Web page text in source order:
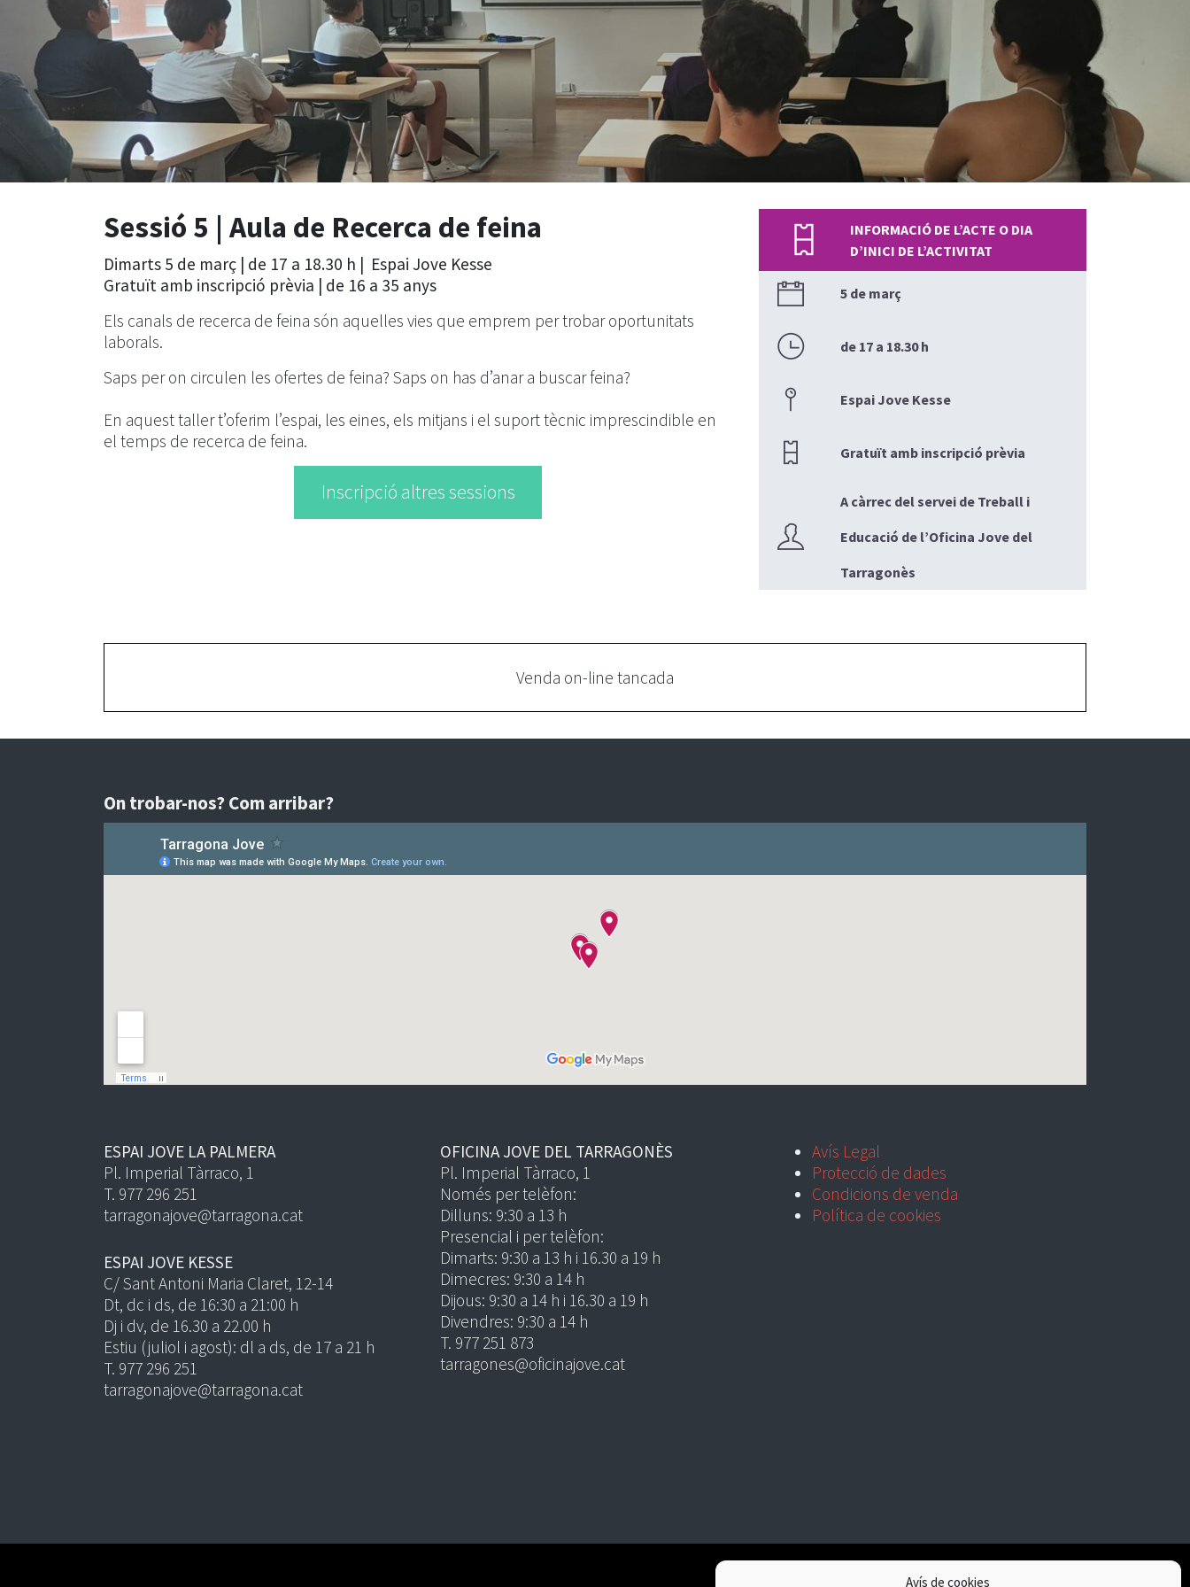
Avís de cookies
Sessió 5 | Aula de Recerca de feina
Dimarts 5 de març | de 17 a 18.30 h | Espai Jove Kesse
Gratuït amb inscripció prèvia | de 16 a 35 anys
Els canals de recerca de feina són aquelles vies que emprem per trobar oportunitats
laborals.
Saps per on circulen les ofertes de feina? Saps on has d’anar a buscar feina?
En aquest taller t’oferim l’espai, les eines, els mitjans i el suport tècnic imprescindible en
el temps de recerca de feina.
Inscripció altres sessions
INFORMACIÓ DE L’ACTE O DIA
D’INICI DE L’ACTIVITAT
5 de març
de 17 a 18.30 h
Espai Jove Kesse
Gratuït amb inscripció prèvia
A càrrec del servei de Treball i
Educació de l’Oficina Jove del
Tarragonès
Venda on-line tancada
On trobar-nos? Com arribar?
ESPAI JOVE LA PALMERA
Pl. Imperial Tàrraco, 1
T. 977 296 251
tarragonajove@tarragona.cat
ESPAI JOVE KESSE
C/ Sant Antoni Maria Claret, 12-14
Dt, dc i ds, de 16:30 a 21:00 h
Dj i dv, de 16.30 a 22.00 h
Estiu (juliol i agost): dl a ds, de 17 a 21 h
T. 977 296 251
tarragonajove@tarragona.cat
OFICINA JOVE DEL TARRAGONÈS
Pl. Imperial Tàrraco, 1
Només per telèfon:
Dilluns: 9:30 a 13 h
Presencial i per telèfon:
Dimarts: 9:30 a 13 h i 16.30 a 19 h
Dimecres: 9:30 a 14 h
Dijous: 9:30 a 14 h i 16.30 a 19 h
Divendres: 9:30 a 14 h
T. 977 251 873
tarragones@oficinajove.cat
Avís Legal
Protecció de dades
Condicions de venda
Política de cookies